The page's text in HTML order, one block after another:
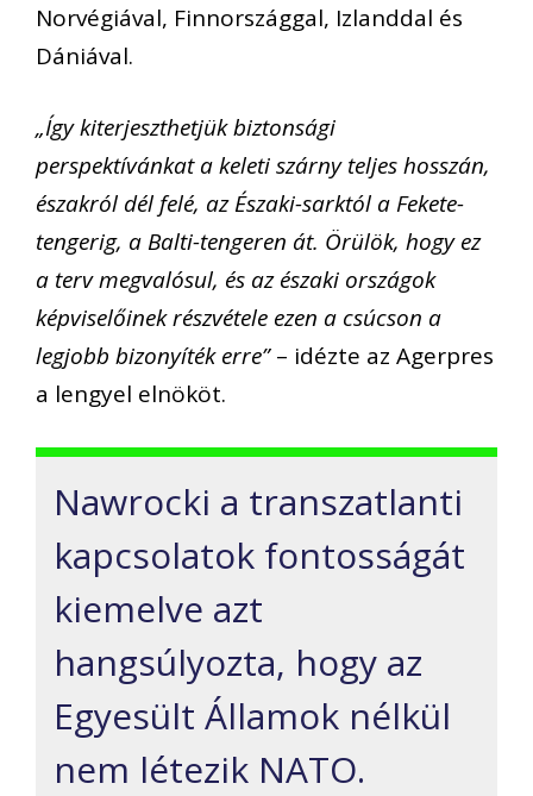
Norvégiával, Finnországgal, Izlanddal és
Dániával.
„Így kiterjeszthetjük biztonsági
perspektívánkat a keleti szárny teljes hosszán,
északról dél felé, az Északi-sarktól a Fekete-
tengerig, a Balti-tengeren át. Örülök, hogy ez
a terv megvalósul, és az északi országok
képviselőinek részvétele ezen a csúcson a
legjobb bizonyíték erre”– idézte az Agerpres
a lengyel elnököt.
Nawrocki a transzatlanti
kapcsolatok fontosságát
kiemelve azt
hangsúlyozta, hogy az
Egyesült Államok nélkül
nem létezik NATO.